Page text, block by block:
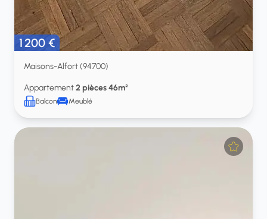
1 200 €
Maisons-Alfort (94700)
Appartement2 pièces 46m²
Balcon Meublé